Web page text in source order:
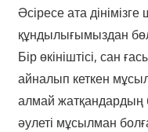
Әсіресе ата
құндылығымыздан
Бір өкініштісі, сан
айналып кеткен
алмай жатқандардың
әулеті мұсылман